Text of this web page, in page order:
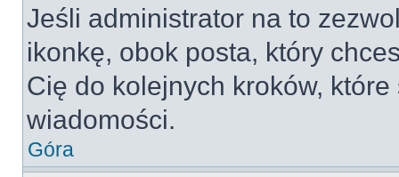
Jeśli administrator na to
ikonkę, obok posta, który
Cię do kolejnych kroków,
wiadomości.
Góra